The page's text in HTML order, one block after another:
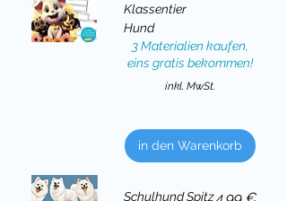
Klassentier
Hund
3 Materialien kaufen,
eins gratis bekommen!
inkl. MwSt.
in den Warenkorb
Schulhund SpitzPreis